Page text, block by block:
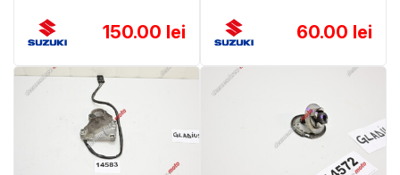
150.00 lei 60.00 lei